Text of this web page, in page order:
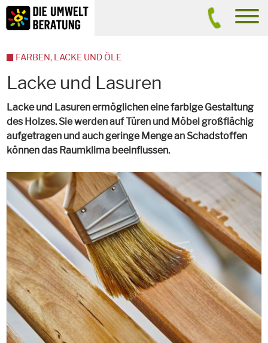
Inhalt
Suche
Lacke und Lasuren
Lacke und Lasuren ermöglichen eine farbige Gestaltung
des Holzes. Sie werden auf Türen und Möbel großflächig
aufgetragen und auch geringe Menge an Schadstoffen
können das Raumklima beeinflussen.
FARBEN, LACKE UND ÖLE